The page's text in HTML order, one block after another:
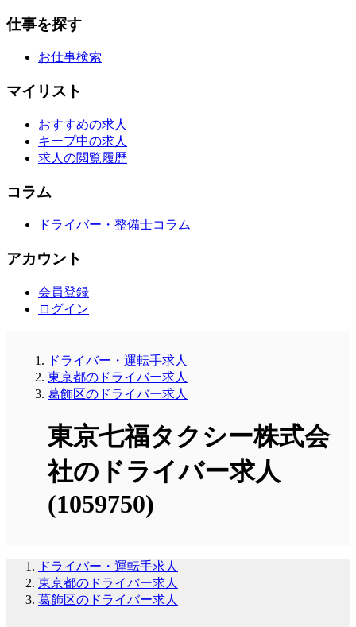
仕事を探す
お仕事検索
マイリスト
おすすめの求人
キープ中の求人
求人の閲覧履歴
コラム
ドライバー・整備士コラム
アカウント
会員登録
ログイン
ドライバー・運転手求人
東京都のドライバー求人
葛飾区のドライバー求人
東京七福タクシー株式会
社のドライバー求人
(1059750)
ドライバー・運転手求人
東京都のドライバー求人
葛飾区のドライバー求人